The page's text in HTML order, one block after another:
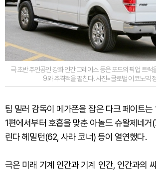
극 초반 주인공인 강화 인간 그레이스 등은 포드의 픽업 트
9와 추격적을 펼친다. 사진=글로벌 이코노믹
팀 밀러 감독이 메가폰을 잡은 다크 페이트
1편에서부터 호흡을 맞춘 아놀드 슈왈제네거
린다 헤밀턴(62, 사라 코너) 등이 열연했다.
극은 미래 기계 인간과 기계 인간, 인간과의